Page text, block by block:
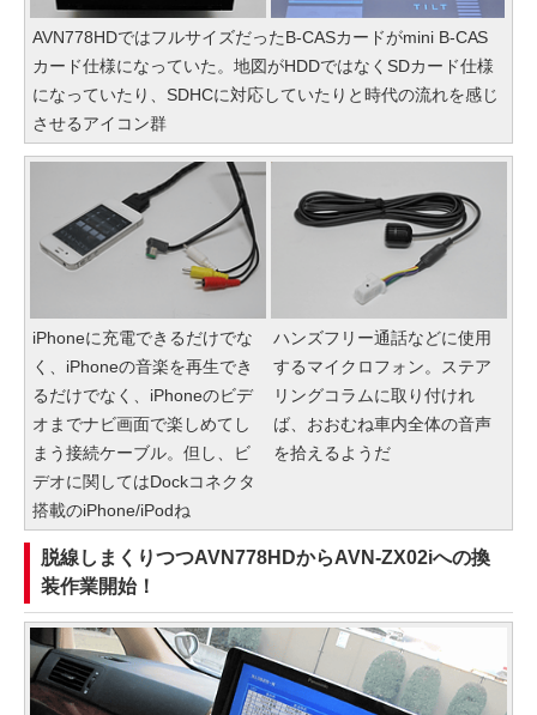
AVN778HDではフルサイズだったB-CASカードがmini B-CAS
カード仕様になっていた。地図がHDDではなくSDカード仕様
になっていたり、SDHCに対応していたりと時代の流れを感じ
させるアイコン群
iPhoneに充電できるだけでな
く、iPhoneの音楽を再生でき
るだけでなく、iPhoneのビデ
オまでナビ画面で楽しめてし
まう接続ケーブル。但し、ビ
デオに関してはDockコネクタ
搭載のiPhone/iPodね
ハンズフリー通話などに使用
するマイクロフォン。ステア
リングコラムに取り付けれ
ば、おおむね車内全体の音声
を拾えるようだ
脱線しまくりつつAVN778HDからAVN-ZX02iへの換
装作業開始！